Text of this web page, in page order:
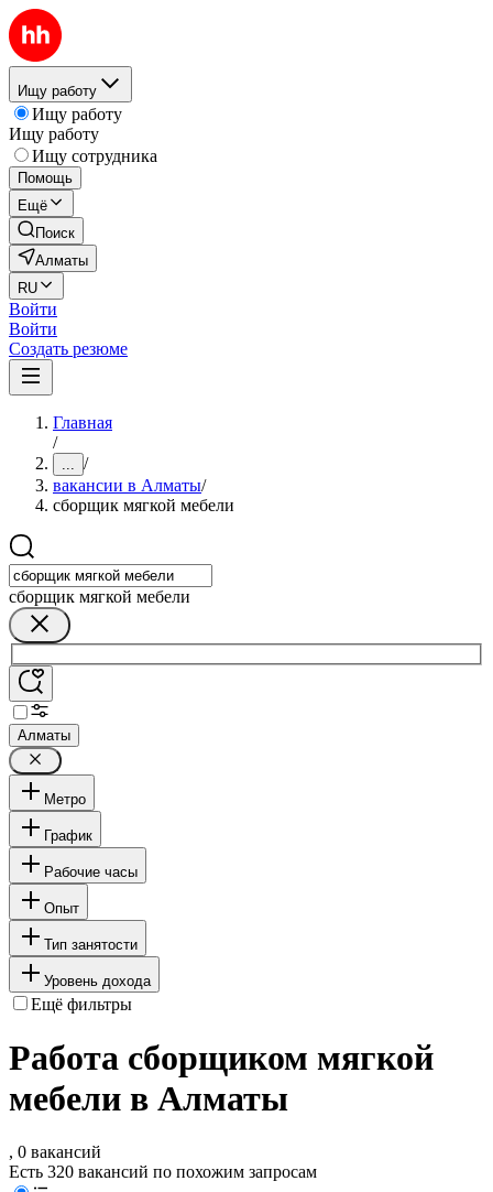
Ищу работу
Ищу работу
Ищу работу
Ищу сотрудника
Помощь
Ещё
Поиск
Алматы
RU
Войти
Войти
Создать резюме
Главная
/
... /
вакансии в Алматы/
сборщик мягкой мебели
сборщик мягкой мебели
Алматы
Метро
График
Рабочие часы
Опыт
Тип занятости
Уровень дохода
Ещё фильтры
Работа сборщиком мягкой
мебели в Алматы
, 0 вакансий
Есть 320 вакансий по похожим запросам